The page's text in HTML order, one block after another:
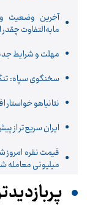
آخرین وضعیت
مابه‌التفاوت
مهلت و شرایط
سخنگوی سپاه:
نتانیاهو خواستار افزایش ۱۴ میلیارد دلاری بودجه
ایران سریع‌تر از
میلیونی معامله